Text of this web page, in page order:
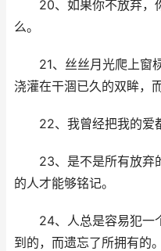
20、如果你不放弃，
么。
21、丝丝月光爬上窗
浇灌在干涸已久的双眸，
22、我曾经把我的爱
23、是不是所有放弃
的人才能够铭记。
24、人总是容易犯一
到的，而遗忘了所拥有的。